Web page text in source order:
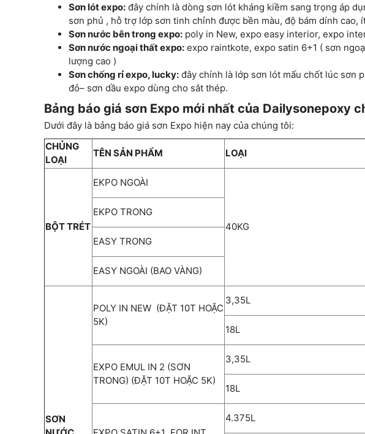
Sơn lót expo: đây chính là dòng sơn lót kháng kiềm sang trọng áp
sơn phủ , hỗ trợ lớp sơn tinh chỉnh được bền màu, độ bám dính cao,
Sơn nước bên trong expo: poly in New, expo easy interior, expo
Sơn nước ngoại thất expo: expo raintkote, expo satin 6+1 ( sơn
lượng cao )
Sơn chống rỉ expo, lucky: đây chính là lớp sơn lót mấu chốt lúc sơn
đỏ– sơn dầu expo dùng cho sắt thép.
Bảng báo giá sơn Expo mới nhất của Dailysonepoxy
Dưới đây là bảng báo giá sơn Expo hiện nay của chúng tôi:
CHỦNG
LOẠI
TÊN SẢN PHẨM LOẠI
BỘT TRÉT
EKPO NGOÀI
40KG
EKPO TRONG
EASY TRONG
EASY NGOÀI (BAO VÀNG)
SƠN
POLY IN NEW (ĐẶT 10T HOẶC
5K)
3,35L
18L
EXPO EMUL IN 2 (SƠN
TRONG) (ĐẶT 10T HOẶC 5K)
3,35L
18L
4.375L